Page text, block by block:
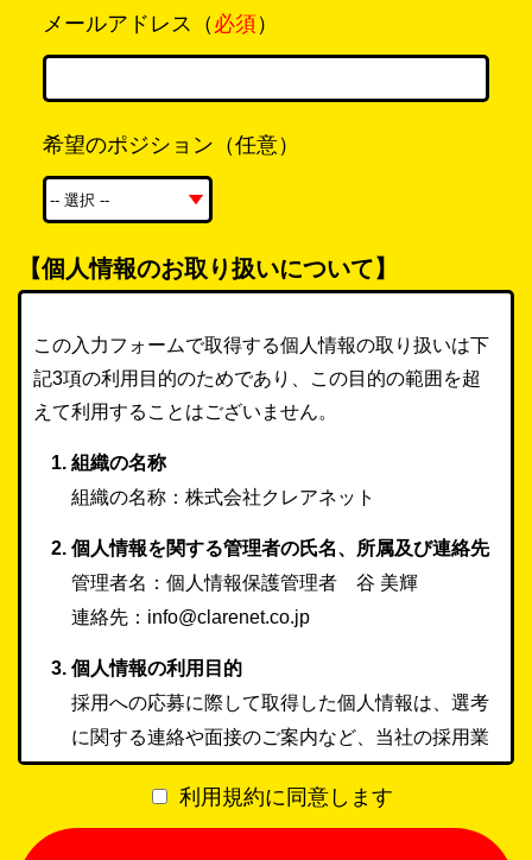
メールアドレス（ 必須）
希望のポジション（任意）
【個人情報のお取り扱いについて】
この入力フォームで取得する個人情報の取り扱いは下
記3項の利用目的のためであり、この目的の範囲を超
えて利用することはございません。
組織の名称
組織の名称：株式会社クレアネット
個人情報を関する管理者の氏名、所属及び連絡先
管理者名：個人情報保護管理者 谷 美輝
連絡先：info@clarenet.co.jp
個人情報の利用目的
採用への応募に際して取得した個人情報は、選考
に関する連絡や面接のご案内など、当社の採用業
務に使用いたします。
適切な選考の実施および必要なご連絡のために利
利用規約に同意します